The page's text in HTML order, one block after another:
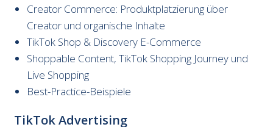
Creator Commerce: Produktplatzierung über
Creator und organische Inhalte
TikTok Shop & Discovery E-Commerce
Shoppable Content, TikTok Shopping Journey und
Live Shopping
Best-Practice-Beispiele
TikTok Advertising